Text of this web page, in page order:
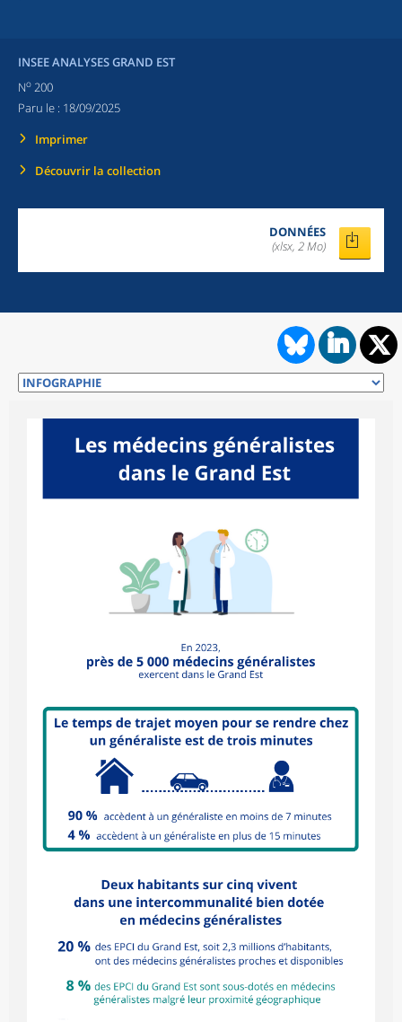
INSEE ANALYSES GRAND EST
No 200
Paru le : 18/09/2025
Imprimer
Découvrir la collection
DONNÉES
(xlsx, 2 Mo)